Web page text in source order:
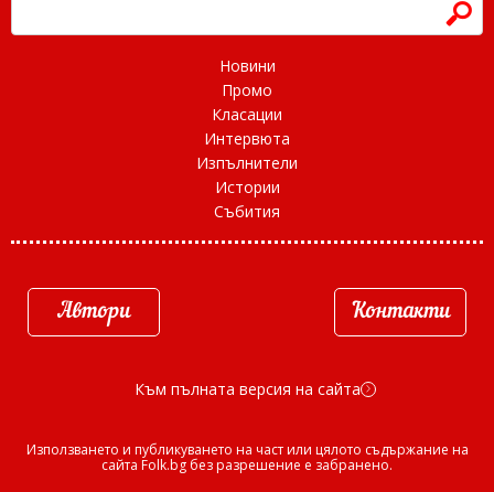
h
Новини
Промо
Класации
Интервюта
Изпълнители
Истории
Събития
Автори Контакти
Към пълната версия на сайта d
Използването и публикуването на част или цялото съдържание на
сайта Folk.bg без разрешение е забранено.